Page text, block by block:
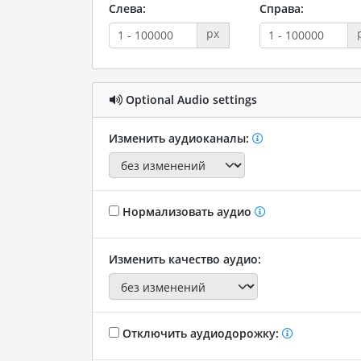
Слева:
px
Справа:
Optional Audio settings
Изменить аудиоканалы:
Нормализовать аудио
Изменить качество аудио:
Отключить аудиодорожку: